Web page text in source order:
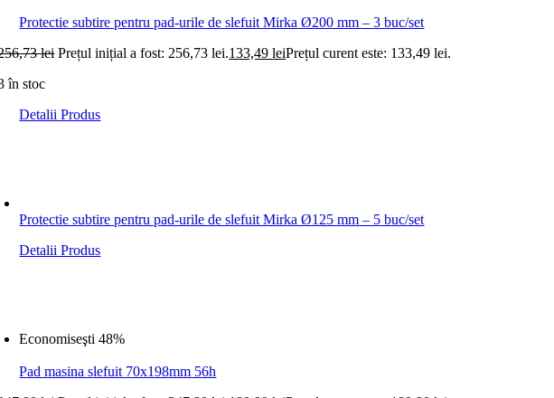
Protectie subtire pentru pad-urile de slefuit Mirka Ø200 mm – 3 buc/set
lei Prețul inițial a fost: 256,73 lei.133,49leiPrețul curent este: 133,49 lei.
în stoc
Detalii Produs
Protectie subtire pentru pad-urile de slefuit Mirka Ø125 mm – 5 buc/set
Detalii Produs
Economiseşti 48%
Pad masina slefuit 70x198mm 56h